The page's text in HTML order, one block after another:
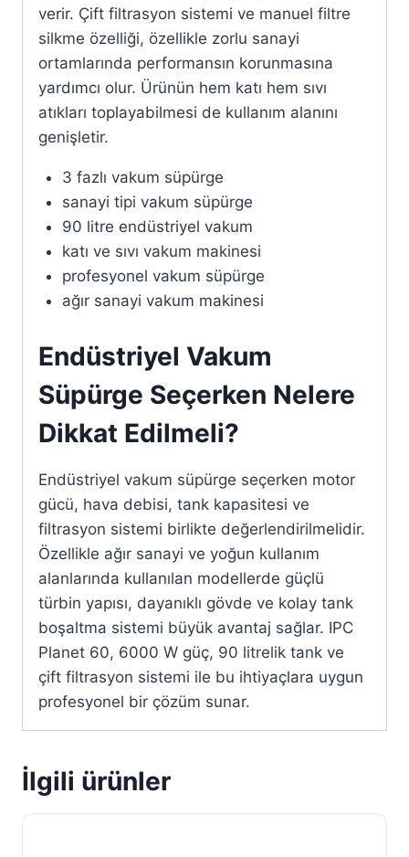
verir. Çift filtrasyon sistemi ve manuel filtre
silkme özelliği, özellikle zorlu sanayi
ortamlarında performansın korunmasına
yardımcı olur. Ürünün hem katı hem sıvı
atıkları toplayabilmesi de kullanım alanını
genişletir.
3 fazlı vakum süpürge
sanayi tipi vakum süpürge
90 litre endüstriyel vakum
katı ve sıvı vakum makinesi
profesyonel vakum süpürge
ağır sanayi vakum makinesi
Endüstriyel Vakum
Süpürge Seçerken Nelere
Dikkat Edilmeli?
Endüstriyel vakum süpürge seçerken motor
gücü, hava debisi, tank kapasitesi ve
filtrasyon sistemi birlikte değerlendirilmelidir.
Özellikle ağır sanayi ve yoğun kullanım
alanlarında kullanılan modellerde güçlü
türbin yapısı, dayanıklı gövde ve kolay tank
boşaltma sistemi büyük avantaj sağlar. IPC
Planet 60, 6000 W güç, 90 litrelik tank ve
çift filtrasyon sistemi ile bu ihtiyaçlara uygun
profesyonel bir çözüm sunar.
İlgili ürünler